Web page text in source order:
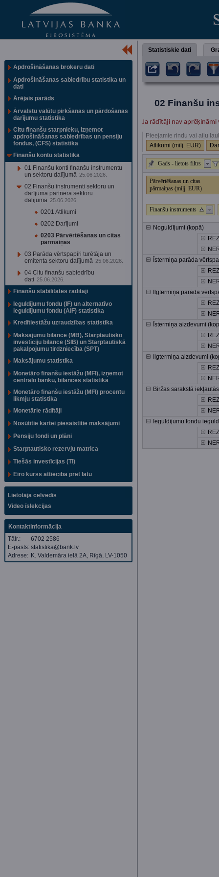
Apdrošināšanas brokeru dati
Apdrošināšanas sabiedrību statistika un
dati
Ārējais parāds
Ārvalstu valūtu pirkšanas un pārdošanas
darījumu statistika
Citu finanšu starpnieku, izņemot
apdrošināšanas sabiedrības un pensiju
fondus, (CFS) statistika
Finanšu kontu statistika
01 Finanšu konti finanšu instrumentu
un sektoru dalījumā 25.06.2026.
02 Finanšu instrumenti sektoru un
darījuma partnera sektoru
dalījumā 25.06.2026.
0201 Atlikumi
0202 Darījumi
0203 Pārvērtēšanas un citas
pārmaiņas
03 Parāda vērtspapīri turētāja un
emitenta sektoru dalījumā 25.06.2026.
04 Citu finanšu sabiedrību
dati 25.06.2026.
Finanšu stabilitātes rādītāji
Ieguldījumu fondu (IF) un alternatīvo
ieguldījumu fondu (AIF) statistika
Kredītiestāžu uzraudzības statistika
Maksājumu bilance (MB), Starptautisko
investīciju bilance (SIB) un Starptautiskā
pakalpojumu tirdzniecība (SPT)
Maksājumu statistika
Monetāro finanšu iestāžu (MFI), izņemot
centrālo banku, bilances statistika
Monetāro finanšu iestāžu (MFI) procentu
likmju statistika
Monetārie rādītāji
Nosūtītie kartei piesaistītie maksājumi
Pensiju fondi un plāni
Starptautisko rezervju matrica
Tiešās investīcijas (TI)
Eiro kurss attiecībā pret latu
Lietotāja ceļvedis
Video īslekcijas
Kontaktinformācija
Tālr.:
6702 2586
E-pasts: statistika@bank.lv
Adrese: K. Valdemāra ielā 2A, Rīgā, LV-1050
Statistiskie dati
02 Finanšu
Ja rādītāji nav
Pieejamie rindu vai aiļu
Atlikumi (milj. EUR)
Gads - lietots filtrs
Pārvērtēšanas un citas
pārmaiņas (milj. EUR)
Finanšu instruments
Noguldījumi (kopā)
Īstermiņa parāda
Ilgtermiņa parāda
Īstermiņa aizdevumi
Ilgtermiņa aizdevumi
Biržas sarakstā
Ieguldījumu fondu